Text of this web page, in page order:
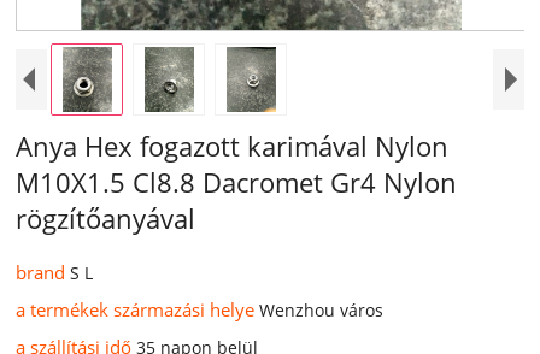
Anya Hex fogazott karimával Nylon
M10X1.5 Cl8.8 Dacromet Gr4 Nylon
rögzítőanyával
brandS L
a termékek származási helyeWenzhou város
a szállítási idő35 napon belül